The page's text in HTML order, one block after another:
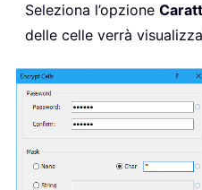
Seleziona l’opzione
delle celle verrà